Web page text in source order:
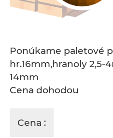
Ponúkame paletové
hr.16mm,hranoly 2,5-
14mm
Cena dohodou
Cena :